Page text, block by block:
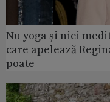
Nu yoga și nici
care apelează
poate